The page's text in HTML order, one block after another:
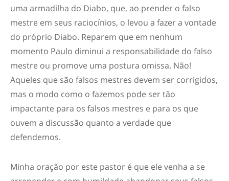
uma armadilha do Diabo, que, ao prender o falso
mestre em seus raciocínios, o levou a fazer a vontade
do próprio Diabo. Reparem que em nenhum
momento Paulo diminui a responsabilidade do falso
mestre ou promove uma postura omissa. Não!
Aqueles que são falsos mestres devem ser corrigidos,
mas o modo como o fazemos pode ser tão
impactante para os falsos mestres e para os que
ouvem a discussão quanto a verdade que
defendemos.
Minha oração por este pastor é que ele venha a se